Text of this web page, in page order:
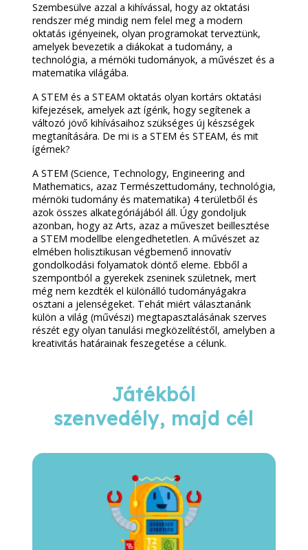
Szembesülve azzal a kihívással, hogy az oktatási
rendszer még mindig nem felel meg a modern
oktatás igényeinek, olyan programokat terveztünk,
amelyek bevezetik a diákokat a tudomány, a
technológia, a mérnöki tudományok, a művészet és a
matematika világába.
A STEM és a STEAM oktatás olyan kortárs oktatási
kifejezések, amelyek azt ígérik, hogy segítenek a
változó jövő kihívásaihoz szükséges új készségek
megtanítására. De mi is a STEM és STEAM, és mit
ígérnek?
A STEM (Science, Technology, Engineering and
Mathematics, azaz Természettudomány, technológia,
mérnöki tudomány és matematika) 4 területből és
azok összes alkategóriájából áll. Úgy gondoljuk
azonban, hogy az Arts, azaz a műveszet beillesztése
a STEM modellbe elengedhetetlen. A művészet az
elmében holisztikusan végbemenő innovatív
gondolkodási folyamatok döntő eleme. Ebből a
szempontból a gyerekek zseninek születnek, mert
még nem kezdték el különálló tudományágakra
osztani a jelenségeket. Tehát miért választanánk
külön a világ (művészi) megtapasztalásának szerves
részét egy olyan tanulási megközelítéstől, amelyben a
kreativitás határainak feszegetése a célunk.
Játékból
szenvedély, majd cél